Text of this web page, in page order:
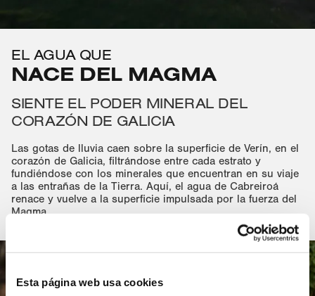
Esta página web usa cookies
EL AGUA QUE
NACE DEL MAGMA
SIENTE EL PODER MINERAL DEL
CORAZÓN DE GALICIA
Las gotas de lluvia caen sobre la superficie de Verín, en el
corazón de Galicia, filtrándose entre cada estrato y
fundiéndose con los minerales que encuentran en su viaje
a las entrañas de la Tierra. Aquí, el agua de Cabreiroá
renace y vuelve a la superficie impulsada por la fuerza del
Magma.